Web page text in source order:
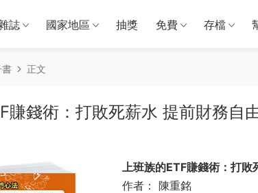
誌 國家地區 抽獎 免費 存檔
書 正文
賺錢術：打敗死薪水 提前財務自
上班族的ETF賺錢術：打敗
作者： 陳重銘